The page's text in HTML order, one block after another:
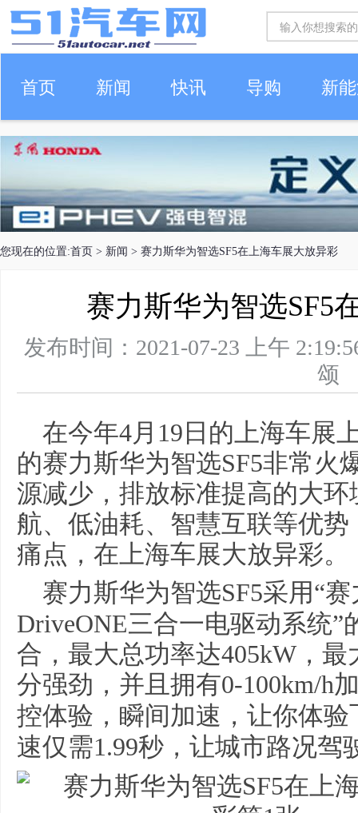
首页 新闻 快讯 导购 新
车生活
您现在的位置:首页 > 新闻 > 赛力斯华为智选SF5在上海车展大放异彩
赛力斯华为智选SF5
发布时间：2021-07-23 上午
在今年4月19日的上海车展
的赛力斯华为智选SF5非常火
源减少，排放标准提高的大
航、低油耗、智慧互联等优
痛点，在上海车展大放异彩。
赛力斯华为智选SF5采用“
DriveONE三合一电驱动系统
合，最大总功率达405kW，最
分强劲，并且 拥有0-100km/h
控体验，瞬间加速，让你体
速仅需1.99秒，让城市路况驾